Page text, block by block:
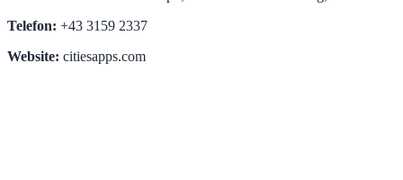
Telefon: +43 3159 2337
Website: citiesapps.com